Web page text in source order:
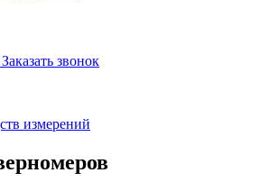
Заказать звонок
измерений